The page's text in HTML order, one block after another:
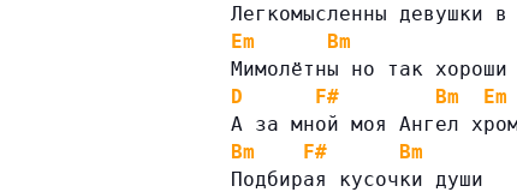
Легкомысленны девушки в
Em
Bm
Мимолётны но так хороши
D
F# Bm
Em
А за мной моя Ангел
Bm
F#
Bm
Подбирая кусочки души